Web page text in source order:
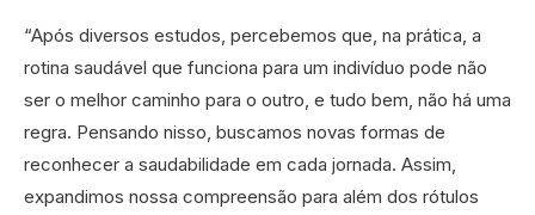
“Após diversos estudos, percebemos que, na prática, a
rotina saudável que funciona para um indivíduo pode não
ser o melhor caminho para o outro, e tudo bem, não há uma
regra. Pensando nisso, buscamos novas formas de
reconhecer a saudabilidade em cada jornada. Assim,
expandimos nossa compreensão para além dos rótulos